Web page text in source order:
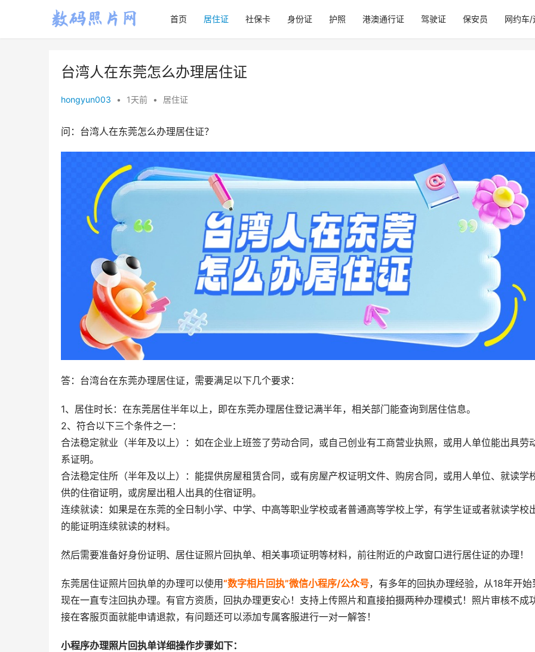
首页 居住证 社保卡 身份证 护照 港澳通行证 驾驶证 保安员 网约车/
台湾人在东莞怎么办理居住证
hongyun003 • 1天前 • 居住证
问：台湾人在东莞怎么办理居住证？
答：台湾台在东莞办理居住证，需要满足以下几个要求：
1、居住时长：在东莞居住半年以上，即在东莞办理居住登记满半年，相关部门能查询到居住信息。
2、符合以下三个条件之一：
合法稳定就业（半年及以上）：如在企业上班签了劳动合同，或自己创业有工商营业执照，或用人单位能出具劳
系证明。
合法稳定住所（半年及以上）：能提供房屋租赁合同，或有房屋产权证明文件、购房合同，或用人单位、就读学
供的住宿证明，或房屋出租人出具的住宿证明。
连续就读：如果是在东莞的全日制小学、中学、中高等职业学校或者普通高等学校上学，有学生证或者就读学校
的能证明连续就读的材料。
然后需要准备好身份证明、居住证照片回执单、相关事项证明等材料，前往附近的户政窗口进行居住证的办理！
东莞居住证照片回执单的办理可以使用“数字相片回执”微信小程序/公众号，有多年的回执办理经验，从18年开始
现在一直专注回执办理。有官方资质，回执办理更安心！支持上传照片和直接拍摄两种办理模式！照片审核不成
接在客服页面就能申请退款，有问题还可以添加专属客服进行一对一解答！
小程序办理照片回执单详细操作步骤如下：